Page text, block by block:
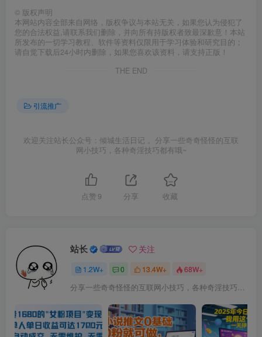
© 版权声明
本网站内容全部来自网络，版权争议与本站无关，如果您认为侵犯了
您的合法权益,请联系我们删除，并向所有持版权者致最深歉意！本站
所发布的一切学习教程、软件等资料仅限用于学习体验和研究目的；
请自觉下载后24小时内删除，如果您喜欢该资料，请支持正版！
THE END
引流推广
欢迎关注站长公众号：倾城生活日记 。分享一些奇奇怪怪的互联
网小技巧，各种奇淫技巧都有哦~
点赞 9 分享 收藏
站长 关注
1.2W+ 0 13.4W+ 68W+
分享一些奇奇怪怪的互联网小技巧，各种奇淫技巧都在本站。